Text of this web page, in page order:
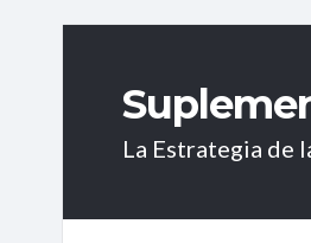
La Estrategia de